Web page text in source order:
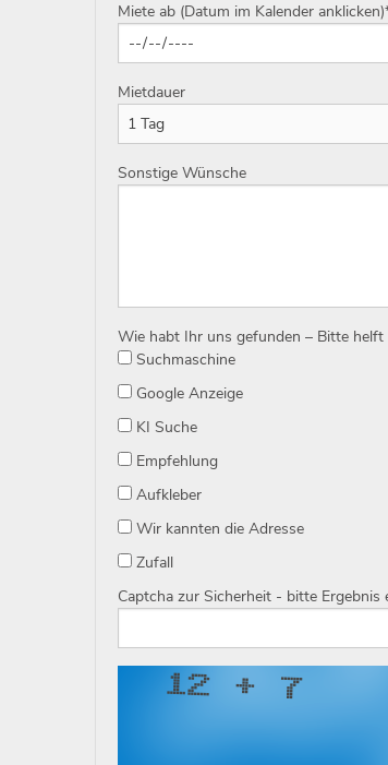
Miete ab (Datum im Kalender anklicken)
Mietdauer
Sonstige Wünsche
Wie habt Ihr uns gefunden – Bitte
Suchmaschine
Google Anzeige
KI Suche
Empfehlung
Aufkleber
Wir kannten die Adresse
Zufall
Captcha zur Sicherheit - bitte Ergebnis